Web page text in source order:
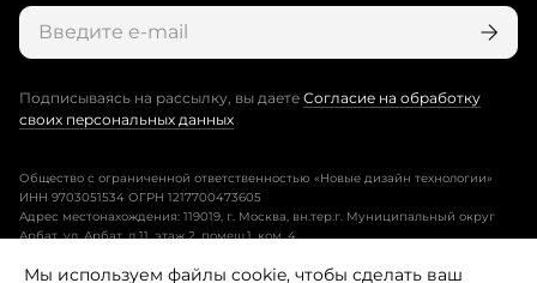
Подписываясь на рассылку, вы даете Согласие на обработку
своих персональных данных
Общество с ограниченной ответственностью «Новые дизайн технологии»
ИНН 9703051534 ОГРН 1217700473605
Адрес местонахождения: 119019, г. Москва, вн.тер.г. Муниципальный округ
Арбат, ул. Арбат, д.11, этаж 2, помещ.1, ком. 4.
Мы используем файлы cookie, чтобы сделать ваш